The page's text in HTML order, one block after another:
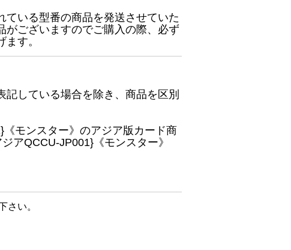
いる型番の商品を発送させていた
がございますのでご購入の際、必ず
す。
している場合を除き、商品を区別
モンスター》のアジア版カード商
アQCCU-JP001}《モンスター》
さい。